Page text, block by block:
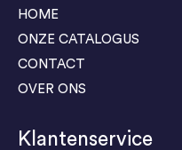
HOME
ONZE CATALOGUS
CONTACT
OVER ONS
Klantenservice